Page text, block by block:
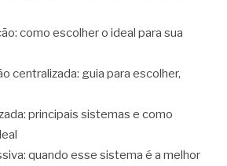
como escolher o ideal para sua
centralizada: guia para escolher,
principais sistemas e como
quando esse sistema é a melhor